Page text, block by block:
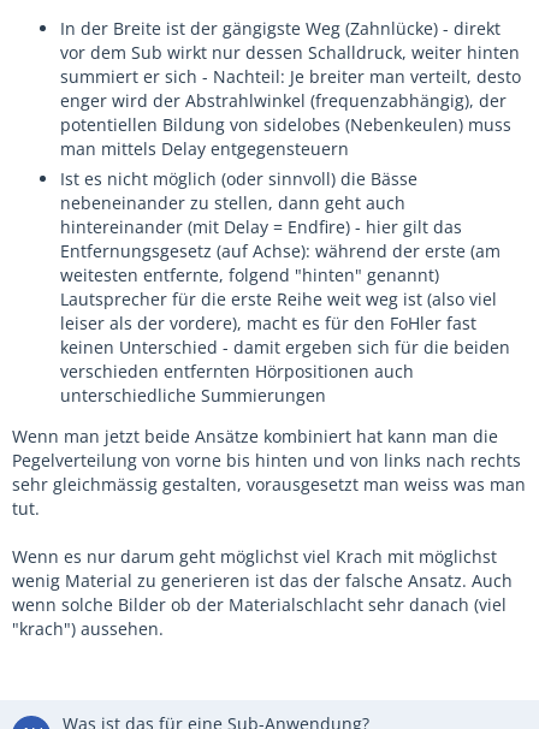
In der Breite ist der gängigste Weg (Zahnlücke) - direkt
vor dem Sub wirkt nur dessen Schalldruck, weiter hinten
summiert er sich - Nachteil: Je breiter man verteilt, desto
enger wird der Abstrahlwinkel (frequenzabhängig), der
potentiellen Bildung von sidelobes (Nebenkeulen) muss
man mittels Delay entgegensteuern
Ist es nicht möglich (oder sinnvoll) die Bässe
nebeneinander zu stellen, dann geht auch
hintereinander (mit Delay = Endfire) - hier gilt das
Entfernungsgesetz (auf Achse): während der erste (am
weitesten entfernte, folgend "hinten" genannt)
Lautsprecher für die erste Reihe weit weg ist (also viel
leiser als der vordere), macht es für den FoHler fast
keinen Unterschied - damit ergeben sich für die beiden
verschieden entfernten Hörpositionen auch
unterschiedliche Summierungen
Wenn man jetzt beide Ansätze kombiniert hat kann man die
Pegelverteilung von vorne bis hinten und von links nach rechts
sehr gleichmässig gestalten, vorausgesetzt man weiss was man
tut.
Wenn es nur darum geht möglichst viel Krach mit möglichst
wenig Material zu generieren ist das der falsche Ansatz. Auch
wenn solche Bilder ob der Materialschlacht sehr danach (viel
"krach") aussehen.
Was ist das für eine Sub-Anwendung?